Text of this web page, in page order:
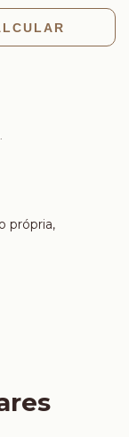
própria,